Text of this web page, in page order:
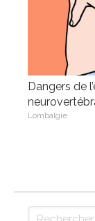
Dangers de
Lombalgie
Rechercher